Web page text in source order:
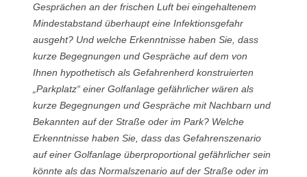
Gesprächen an der frischen Luft bei eingehaltenem
Mindestabstand überhaupt eine Infektionsgefahr
ausgeht? Und welche Erkenntnisse haben Sie, dass
kurze Begegnungen und Gespräche auf dem von
Ihnen hypothetisch als Gefahrenherd konstruierten
„Parkplatz“ einer Golfanlage gefährlicher wären als
kurze Begegnungen und Gespräche mit Nachbarn und
Bekannten auf der Straße oder im Park? Welche
Erkenntnisse haben Sie, dass das Gefahrenszenario
auf einer Golfanlage überproportional gefährlicher sein
könnte als das Normalszenario auf der Straße oder im